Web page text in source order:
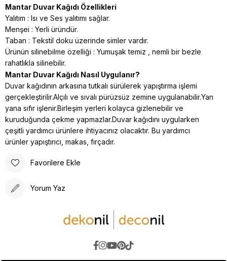
Mantar Duvar Kağıdı Özellikleri
Yalıtım : Isı ve Ses yalıtımı sağlar.
Menşei : Yerli üründür.
Taban : Tekstil doku üzerinde simler vardır.
Ürünün silinebilme özelliği : Yumuşak temiz , nemli bir bezle
rahatlıkla silinebilir.
Mantar Duvar Kağıdı Nasıl Uygulanır?
Duvar kağıdının arkasına tutkalı sürülerek yapıştırma işlemi
gerçekleştirilir.Alçılı ve sıvalı pürüzsüz zemine uygulanabilir.Yan
yana sıfır işlenir.Birleşim yerleri kolayca gizlenebilir ve
kuruduğunda çekme yapmazlar.Duvar kağıdını uygularken
çeşitli yardımcı ürünlere ihtiyacınız olacaktır. Bu yardımcı
ürünler yapıştırıcı, makas, fırçadır.
Favorilere Ekle
Yorum Yaz